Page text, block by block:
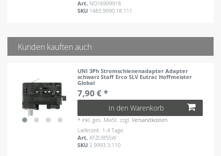
Art. NO16909918
SKU 1483.9990.18.111
Kunden kauften auch
UNI 3Ph Stromschienenadapter Adapter
schwarz Staff Erco SLV Eutrac Hoffmeister
Global
7,90 € *
In den Warenkorb
* inkl. ges. MwSt. zzgl.Versandkosten
Lieferzeit: 1-4 Tage
Art.XFZUB5SW
SKU 2.9993.3.110